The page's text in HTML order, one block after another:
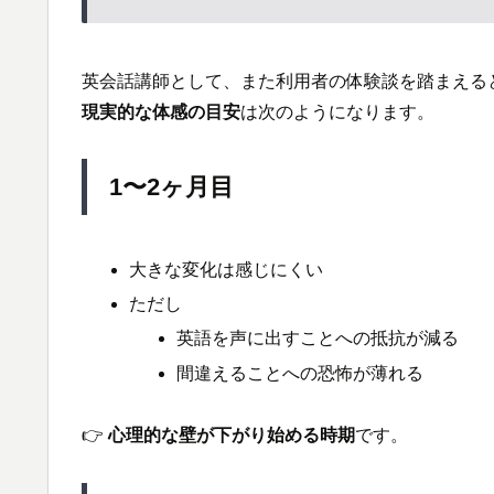
英会話講師として、また利用者の体験談を踏まえる
現実的な体感の目安は次のようになります。
1〜2ヶ月目
大きな変化は感じにくい
ただし
英語を声に出すことへの抵抗が減る
間違えることへの恐怖が薄れる
👉心理的な壁が下がり始める時期です。